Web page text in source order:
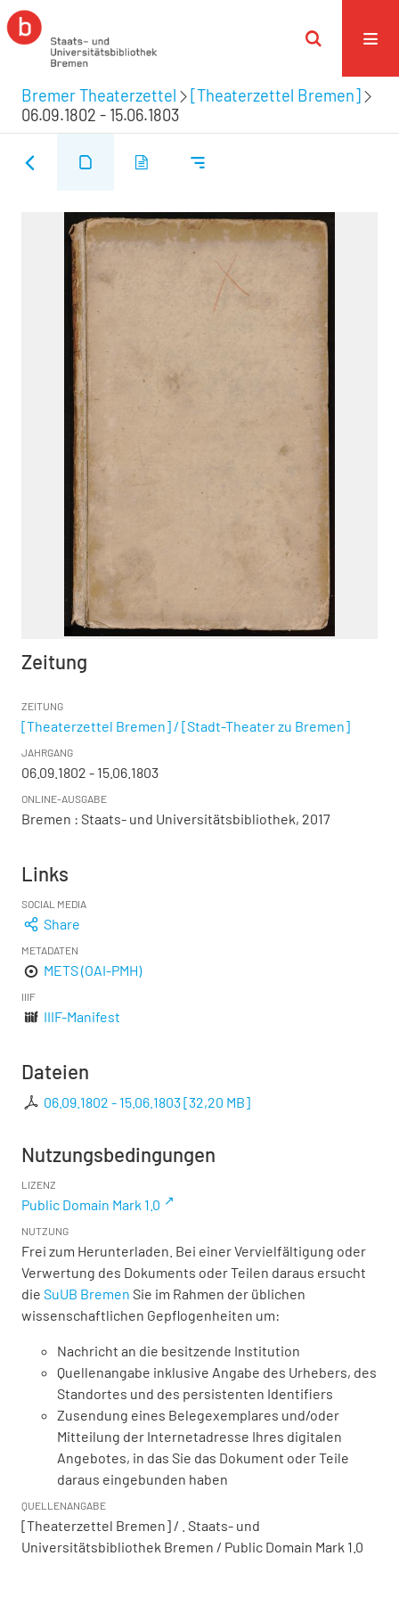
Bremer Theaterzettel
[Theaterzettel Bremen]
06.09.1802 - 15.06.1803
Zeitung
ZEITUNG
[Theaterzettel Bremen] / [Stadt-Theater zu Bremen]
JAHRGANG
06.09.1802 - 15.06.1803
ONLINE-AUSGABE
Bremen : Staats- und Universitätsbibliothek, 2017
Links
SOCIAL MEDIA
Share
METADATEN
METS (OAI-PMH)
IIIF
IIIF-Manifest
Dateien
06.09.1802 - 15.06.1803[32,20 MB]
Nutzungsbedingungen
LIZENZ
Public Domain Mark 1.0
NUTZUNG
Frei zum Herunterladen. Bei einer Vervielfältigung oder
Verwertung des Dokuments oder Teilen daraus ersucht
die SuUB Bremen Sie im Rahmen der üblichen
wissenschaftlichen Gepflogenheiten um:
Nachricht an die besitzende Institution
Quellenangabe inklusive Angabe des Urhebers, des
Standortes und des persistenten Identifiers
Zusendung eines Belegexemplares und/oder
Mitteilung der Internetadresse Ihres digitalen
Angebotes, in das Sie das Dokument oder Teile
daraus eingebunden haben
QUELLENANGABE
[Theaterzettel Bremen] / . Staats- und
Universitätsbibliothek Bremen / Public Domain Mark 1.0